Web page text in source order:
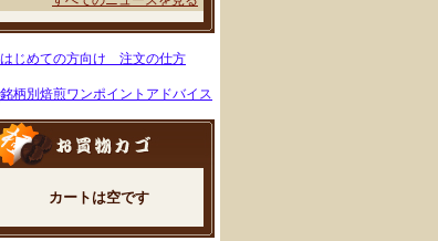
カートは空です